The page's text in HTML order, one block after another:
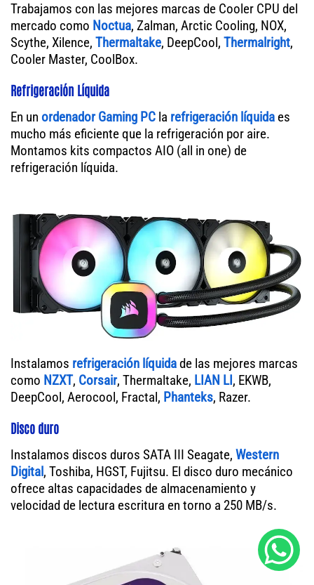
Trabajamos con las mejores marcas de Cooler CPU del
mercado como Noctua, Zalman, Arctic Cooling, NOX,
Scythe, Xilence, Thermaltake, DeepCool, Thermalright,
Cooler Master, CoolBox.
Refrigeración Líquida
En un ordenador Gaming PC la refrigeración líquida es
mucho más eficiente que la refrigeración por aire.
Montamos kits compactos AIO (all in one) de
refrigeración líquida.
Instalamos refrigeración líquidade las mejores marcas
como NZXT, Corsair, Thermaltake, LIAN LI, EKWB,
DeepCool, Aerocool, Fractal, Phanteks, Razer.
Disco duro
Instalamos discos duros SATA III Seagate, Western
Digital, Toshiba, HGST, Fujitsu. El disco duro mecánico
ofrece altas capacidades de almacenamiento y
velocidad de lectura escritura en torno a 250 MB/s.